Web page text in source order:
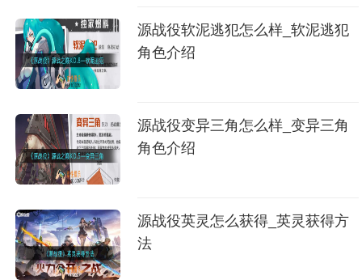
源战役软泥逃犯怎么样_软泥逃犯
角色介绍
源战役变异三角怎么样_变异三角
角色介绍
源战役英灵怎么获得_英灵获得方
法